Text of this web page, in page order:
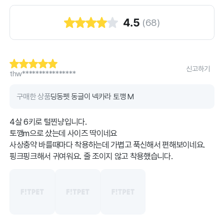
4.5 (68)
thw****************
신고하기
구매한 상품딩동펫 동글이 넥카라 토깽 M
4살 6키로 털찐냥입니다.
토깽m으로 샀는데 사이즈 딱이네요
사상충약 바를때마다 착용하는데 가볍고 푹신해서 편해보이네요.
핑크핑크해서 귀여워요. 줄 조이지 않고 착용했습니다.